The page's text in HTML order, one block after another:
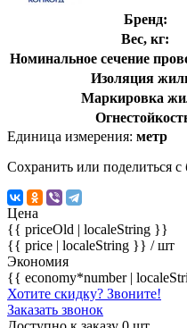
Бренд:
Вес, кг:
Номинальное сечение
Изоляция
Маркировка
Единица измерения: метр
Сохранить или поделиться с
Цена
{{ priceOld | localeString }}
{{ price | localeString }} / шт
Экономия
{{ economy*number |
Хотите скидку? Звоните!
Заказать звонок